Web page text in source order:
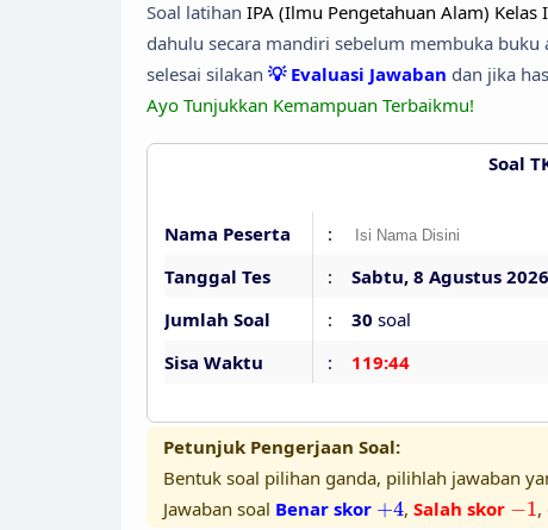
Soal latihan IPA (Ilmu Pengetahuan Alam) Kelas
dahulu secara mandiri sebelum membuka
selesai silakan 💡 Evaluasi Jawaban dan jika
Ayo Tunjukkan Kemampuan Terbaikmu!
Soal
Nama Peserta
:
Tanggal Tes
: Sabtu, 8 Agustus 2026
Jumlah Soal
: 30 soal
Sisa Waktu
: 119:43
Petunjuk Pengerjaan Soal:
Bentuk soal pilihan ganda, pilihlah jawaban
Jawaban soal Benar skor +4
+ 4 , Salah skor −1
1 ,